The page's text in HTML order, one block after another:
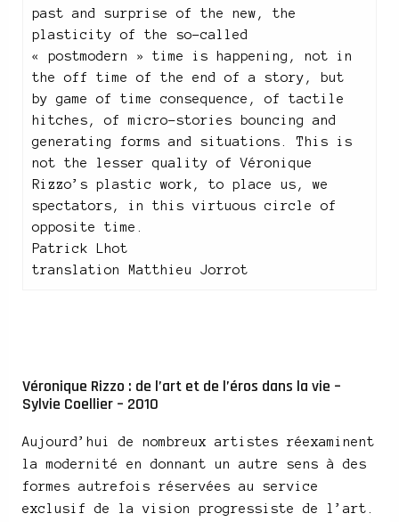
past and surprise of the new, the
plasticity of the so-called
« postmodern » time is happening, not in
the off time of the end of a story, but
by game of time consequence, of tactile
hitches, of micro-stories bouncing and
generating forms and situations. This is
not the lesser quality of Véronique
Rizzo’s plastic work, to place us, we
spectators, in this virtuous circle of
opposite time.
Patrick Lhot
translation Matthieu Jorrot
Véronique Rizzo : de l’art et de l’éros dans la vie –
Sylvie Coellier – 2010
Aujourd’hui de nombreux artistes réexaminent
la modernité en donnant un autre sens à des
formes autrefois réservées au service
exclusif de la vision progressiste de l’art.